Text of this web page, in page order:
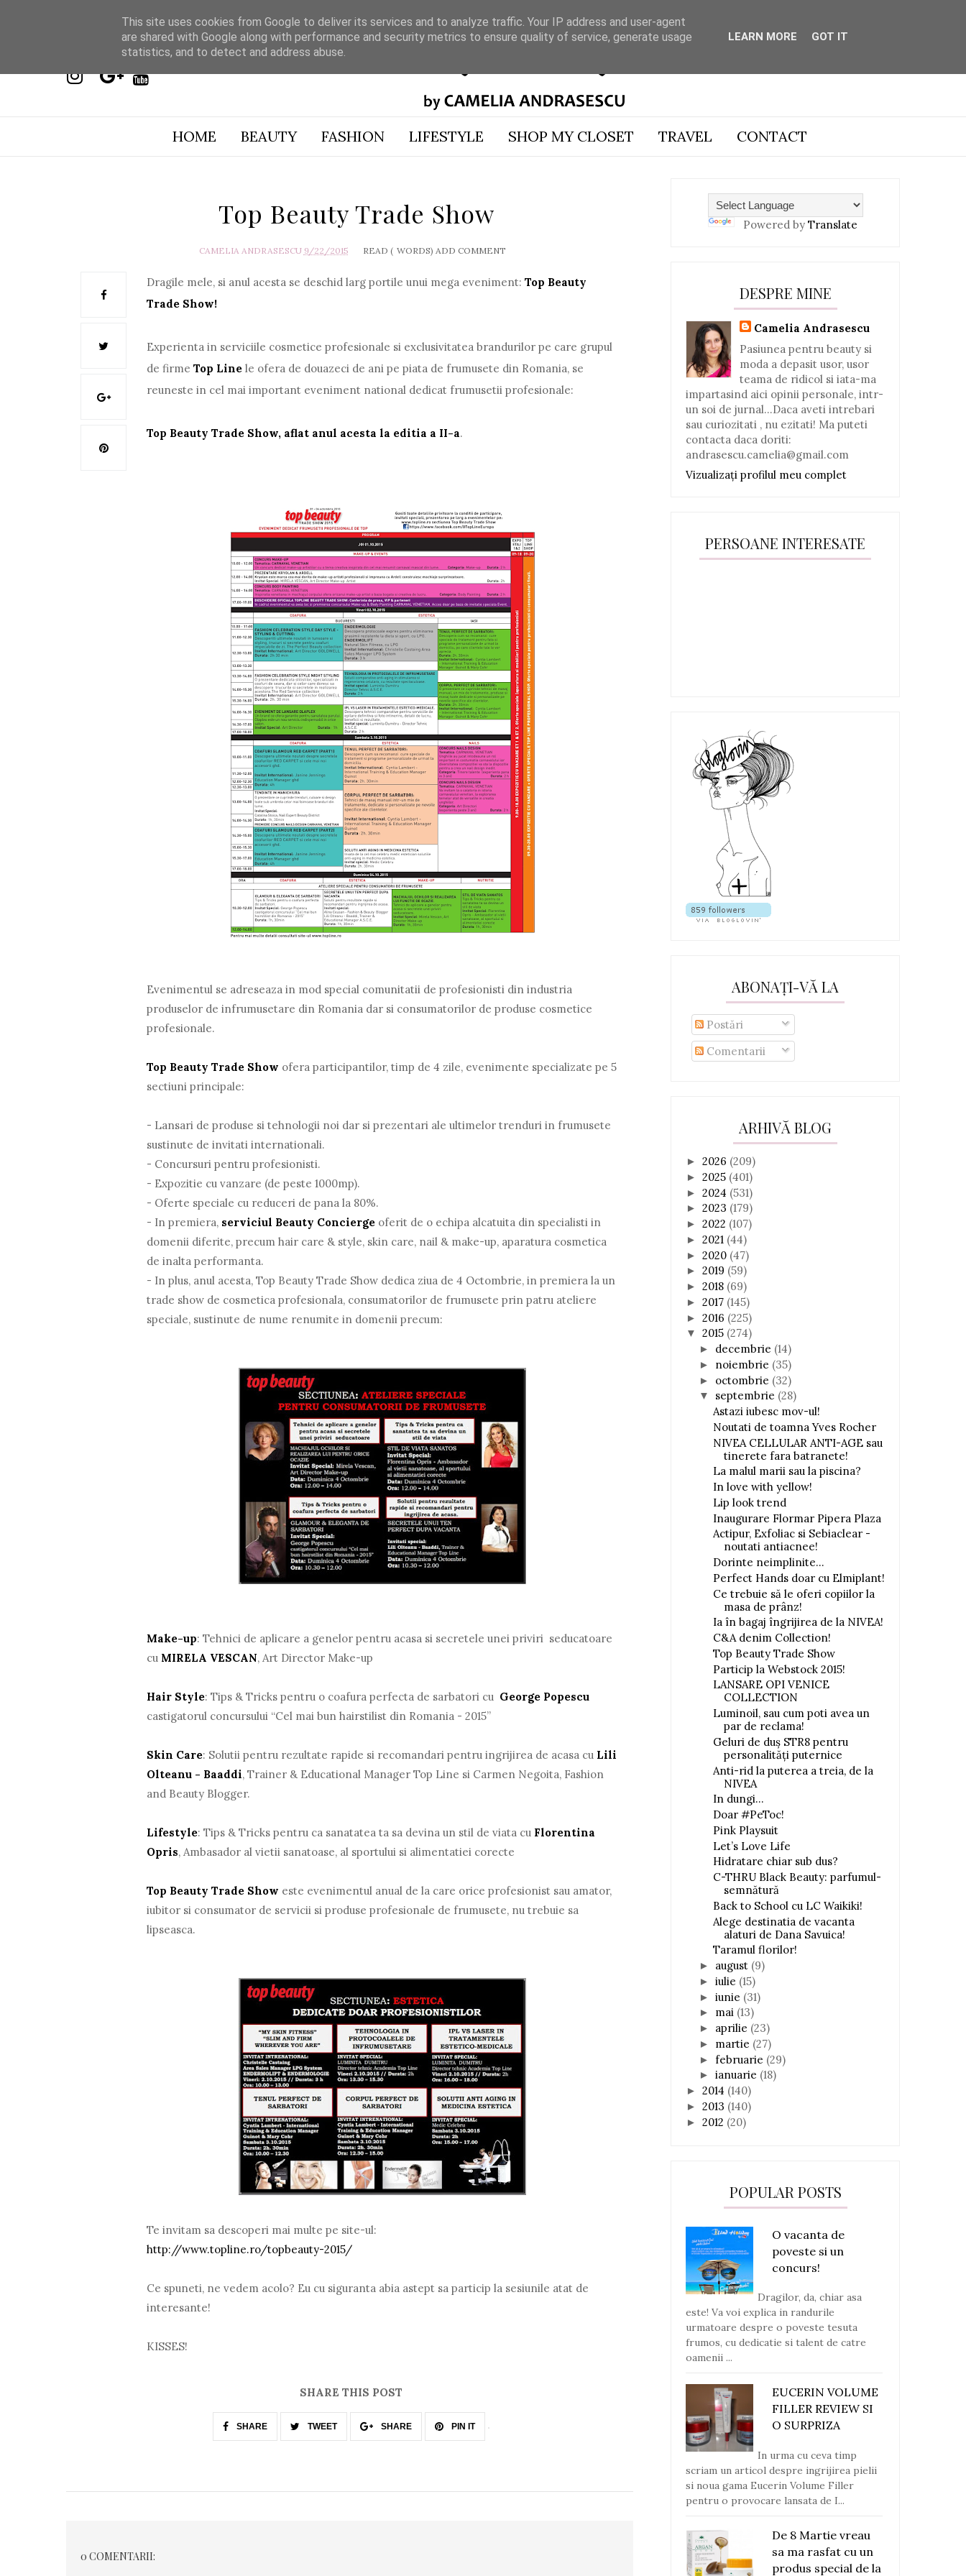
HOME BEAUTY FASHION LIFESTYLE SHOP MY CLOSET TRAVEL CONTACT
Top Beauty Trade Show
CAMELIA ANDRASESCU 9/22/2015 READ ( WORDS) ADD COMMENT
Dragile mele, si anul acesta se deschid larg portile unui mega eveniment: Top Beauty
Trade Show!
Experienta in serviciile cosmetice profesionale si exclusivitatea brandurilor pe care grupul
de firmeTop Line le ofera de douazeci de ani pe piata de frumusete din Romania, se
reuneste in cel mai important eveniment national dedicat frumusetii profesionale:
Top Beauty Trade Show, aflat anul acesta la editia a II-a.
Evenimentul se adreseaza in mod special comunitatii de profesionisti din industria
produselor de infrumusetare din Romania dar si consumatorilor de produse cosmetice
profesionale.
Top Beauty Trade Show ofera participantilor, timp de 4 zile, evenimente specializate pe 5
sectiuni principale:
- Lansari de produse si tehnologii noi dar si prezentari ale ultimelor trenduri in frumusete
sustinute de invitati internationali.
- Concursuri pentru profesionisti.
- Expozitie cu vanzare (de peste 1000mp).
- Oferte speciale cu reduceri de pana la 80%.
- In premiera, serviciul Beauty Concierge oferit de o echipa alcatuita din specialisti in
domenii diferite, precum hair care & style, skin care, nail & make-up, aparatura cosmetica
de inalta performanta.
- In plus, anul acesta, Top Beauty Trade Show dedica ziua de 4 Octombrie, in premiera la un
trade show de cosmetica profesionala, consumatorilor de frumusete prin patru ateliere
speciale, sustinute de nume renumite in domenii precum:
Make-up: Tehnici de aplicare a genelor pentru acasa si secretele unei priviri seducatoare
cu MIRELA VESCAN, Art Director Make-up
Hair Style: Tips & Tricks pentru o coafura perfecta de sarbatori cu George Popescu
castigatorul concursului “Cel mai bun hairstilist din Romania - 2015”
Skin Care: Solutii pentru rezultate rapide si recomandari pentru ingrijirea de acasa cu Lili
Olteanu - Baaddi, Trainer & Educational Manager Top Line si Carmen Negoita, Fashion
and Beauty Blogger.
Lifestyle: Tips & Tricks pentru ca sanatatea ta sa devina un stil de viata cu Florentina
Opris, Ambasador al vietii sanatoase, al sportului si alimentatiei corecte
Top Beauty Trade Show este evenimentul anual de la care orice profesionist sau amator,
iubitor si consumator de servicii si produse profesionale de frumusete, nu trebuie sa
lipseasca.
Te invitam sa descoperi mai multe pe site-ul:
http://www.topline.ro/topbeauty-2015/
Ce spuneti, ne vedem acolo? Eu cu siguranta abia astept sa particip la sesiunile atat de
interesante!
KISSES!
SHARE THIS POST
SHARE TWEET SHARE PIN IT
0 COMENTARII:
Powered by Translate
DESPRE MINE
Camelia Andrasescu
Pasiunea pentru beauty si
moda a depasit usor, usor
teama de ridicol si iata-ma
impartasind aici opinii personale, intr-
un soi de jurnal...Daca aveti intrebari
sau curiozitati , nu ezitati! Ma puteti
contacta daca doriti:
andrasescu.camelia@gmail.com
Vizualizați profilul meu complet
PERSOANE INTERESATE
ABONAȚI-VĂ LA
Postări
Comentarii
ARHIVĂ BLOG
► 2026 (209)
► 2025 (401)
► 2024 (531)
► 2023 (179)
► 2022 (107)
► 2021 (44)
► 2020 (47)
► 2019 (59)
► 2018 (69)
► 2017 (145)
► 2016 (225)
▼ 2015 (274)
► decembrie (14)
► noiembrie (35)
► octombrie (32)
▼ septembrie (28)
Astazi iubesc mov-ul!
Noutati de toamna Yves Rocher
NIVEA CELLULAR ANTI-AGE sau
tinerete fara batranete!
La malul marii sau la piscina?
In love with yellow!
Lip look trend
Inaugurare Flormar Pipera Plaza
Actipur, Exfoliac si Sebiaclear -
noutati antiacnee!
Dorinte neimplinite...
Perfect Hands doar cu Elmiplant!
Ce trebuie să le oferi copiilor la
masa de prânz!
Ia în bagaj îngrijirea de la NIVEA!
C&A denim Collection!
Top Beauty Trade Show
Particip la Webstock 2015!
LANSARE OPI VENICE
COLLECTION
Luminoil, sau cum poti avea un
par de reclama!
Geluri de duş STR8 pentru
personalităţi puternice
Anti-rid la puterea a treia, de la
NIVEA
In dungi...
Doar #PeToc!
Pink Playsuit
Let’s Love Life
Hidratare chiar sub dus?
C-THRU Black Beauty: parfumul-
semnătură
Back to School cu LC Waikiki!
Alege destinatia de vacanta
alaturi de Dana Savuica!
Taramul florilor!
► august (9)
► iulie (15)
► iunie (31)
► mai (13)
► aprilie (23)
► martie (27)
► februarie (29)
► ianuarie (18)
► 2014 (140)
► 2013 (140)
► 2012 (20)
POPULAR POSTS
O vacanta de
poveste si un
concurs!
Dragilor, da, chiar asa
este! Va voi explica in randurile
urmatoare despre o poveste tesuta
frumos, cu dedicatie si talent de catre
oamenii ...
EUCERIN VOLUME
FILLER REVIEW SI
O SURPRIZA
In urma cu ceva timp
scriam un articol despre ingrijirea pielii
si noua gama Eucerin Volume Filler
pentru o provocare lansata de I...
De 8 Martie vreau
sa ma rasfat cu un
produs special de la
This site uses cookies from Google to deliver its services and to analyze traffic. Your IP address and user-agent
are shared with Google along with performance and security metrics to ensure quality of service, generate usage
statistics, and to detect and address abuse.
LEARN MORE GOT IT